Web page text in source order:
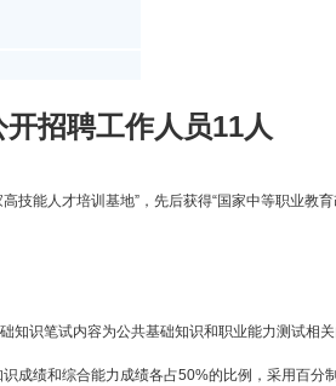
招聘工作人员11人
技能人才培训基地”，先后获得“国家中等职业教
知识笔试内容为公共基础知识和职业能力测试相
成绩和综合能力成绩各占50%的比例，采用百